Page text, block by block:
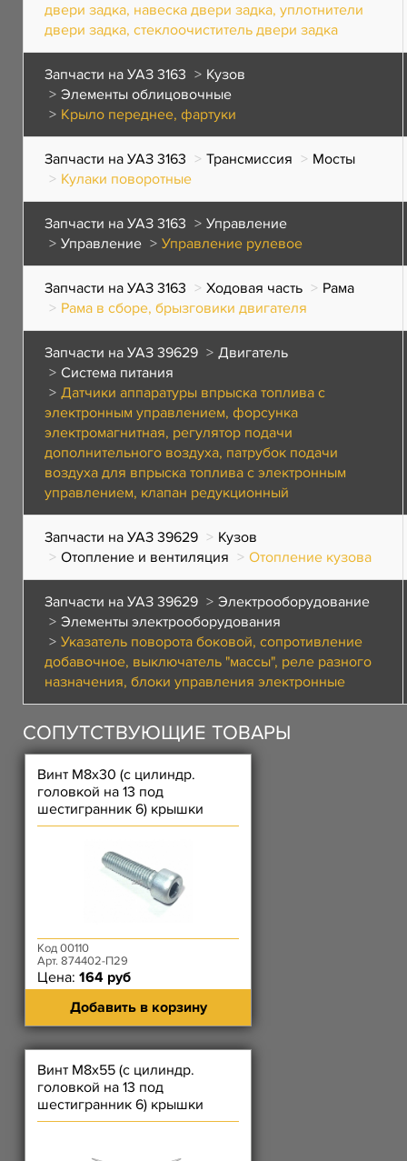
двери задка, навеска двери задка, уплотнители
двери задка, стеклоочиститель двери задка
Запчасти на УАЗ 3163
Кузов
Элементы облицовочные
Крыло переднее, фартуки
Запчасти на УАЗ 3163 Трансмиссия
Мосты
Кулаки поворотные
Запчасти на УАЗ 3163
Управление
Управление
Управление рулевое
Запчасти на УАЗ 3163 Ходовая часть
Рама
Рама в сборе, брызговики двигателя
Запчасти на УАЗ 39629
Двигатель
Система питания
Датчики аппаратуры впрыска топлива с
электронным управлением, форсунка
электромагнитная, регулятор подачи
дополнительного воздуха, патрубок подачи
воздуха для впрыска топлива с электронным
управлением, клапан редукционный
Запчасти на УАЗ 39629
Кузов
Отопление и вентиляция
Отопление кузова
Запчасти на УАЗ 39629
Электрооборудование
Элементы электрооборудования
Указатель поворота боковой, сопротивление
добавочное, выключатель "массы", реле разного
назначения, блоки управления электронные
СОПУТСТВУЮЩИЕ ТОВАРЫ
Винт М8х30 (с цилиндр.
головкой на 13 под
шестигранник 6) крышки
цепи короткий, масл насоса
Код 00110
Арт. 874402-П29
Цена: 164 руб
Добавить в корзину
Винт М8х55 (с цилиндр.
головкой на 13 под
шестигранник 6) крышки
цепи средний, дросселя